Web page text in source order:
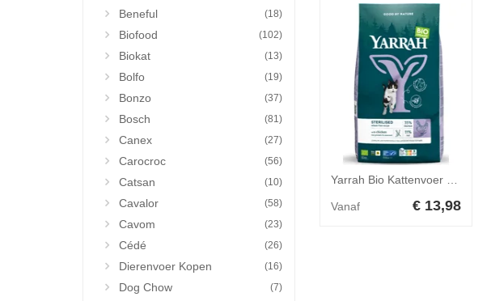
Beneful (18)
Biofood (102)
Biokat (13)
Bolfo (19)
Bonzo (37)
Bosch (81)
Canex (27)
Carocroc (56)
Catsan (10)
Cavalor (58)
Cavom (23)
Cédé (26)
Dierenvoer Kopen (16)
Dog Chow (7)
Vanaf € 13,98